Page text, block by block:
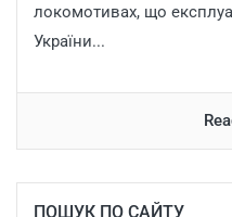
локомотивах, що
України...
ПОШУК ПО САЙТУ